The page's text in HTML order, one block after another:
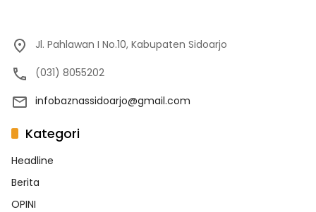
Jl. Pahlawan I No.10, Kabupaten Sidoarjo
(031) 8055202
infobaznassidoarjo@gmail.com
Kategori
Headline
Berita
OPINI